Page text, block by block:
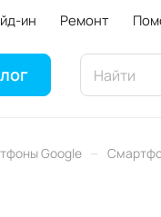
ин Ремонт
Google –